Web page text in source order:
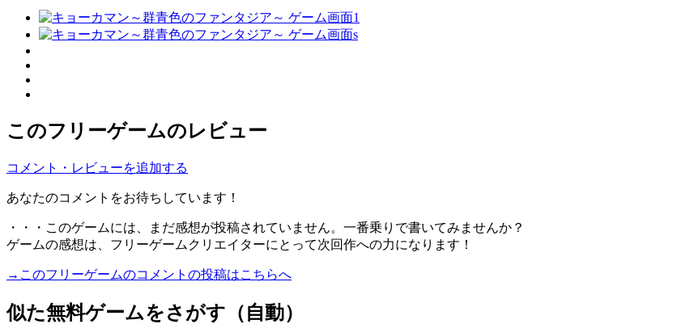
このフリーゲームのレビュー
コメント・レビューを追加する
あなたのコメントをお待ちしています！
・・・このゲームには、まだ感想が投稿されていません。一番乗りで書いてみませんか？
ゲームの感想は、フリーゲームクリエイターにとって次回作への力になります！
→このフリーゲームのコメントの投稿はこちらへ
似た無料ゲームをさがす（自動）